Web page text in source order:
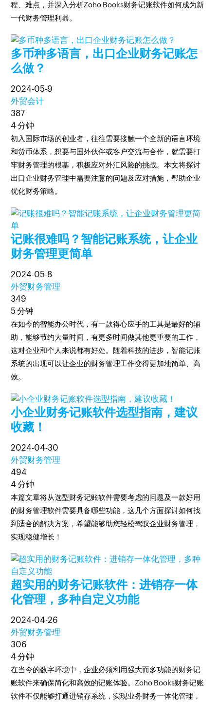
程、难点，并深入分析Zoho Books财务记账软件如何成为新
一代财务管理利器。
多币种多语言，出口企业财务记账怎
么做？
2024-05-9
外贸会计
387
4 分钟
初入国际市场的创业者，往往需要接触一个全新的语言环境
和货币体系，想要与国外伙伴或客户交流与合作，就需要打
牢财务管理的根基，积极应对外汇风险的挑战。本文将探讨
出口企业财务管理中需要注意的问题及应对措施，帮助企业
优化财务策略。
记账很难吗？智能记账系统，让企业
财务管理更简单
2024-05-8
外贸财务管理
349
5 分钟
在如今的智能办公时代，有一款得心应手的工具是最好的辅
助，能够节约大量时间，有更多时间做其他更重要的工作，
这对企业和个人来说都有好处。随着科技的进步，智能记账
系统的出现可以让企业的财务管理工作变得更加地简单、高
效。
小企业财务记账软件选型指南，建议
收藏！
2024-04-30
外贸财务管理
494
4 分钟
本篇文章将从选型财务记账软件需要考虑的问题及一款好用
的财务管理软件需要具备哪些功能，这几个方面探讨如何找
到适合的解决方案，希望能够助您轻松驾驭企业财务管理，
实现稳健增长！
超实用的财务记账软件：进销存一体
化管理，多种自定义功能
2024-04-26
外贸财务管理
306
4 分钟
在当今的数字环境中，企业必须利用强大而多功能的财务记
账软件来确保简化和高效的记账体验。Zoho Books财务记账
软件不仅能够打通进销存系统，实现业务财务一体化管理，